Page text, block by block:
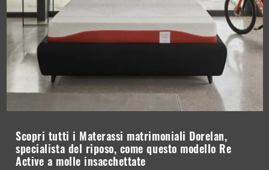
Scopri tutti i Materassi matrimoniali Dorelan,
specialista del riposo, come questo modello Re
Active a molle insacchettate